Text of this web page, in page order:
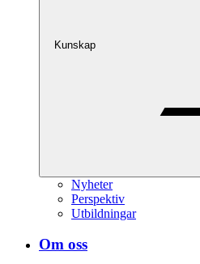
Kunskap
Nyheter
Perspektiv
Utbildningar
Om oss